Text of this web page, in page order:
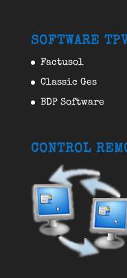
SOFTWARE TPV
Factusol
Classic Ges
BDP Software
CONTROL